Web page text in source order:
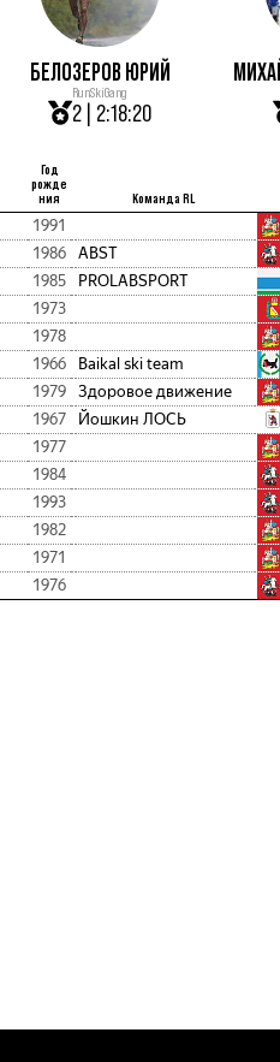
БЕЛОЗЕРОВ ЮРИЙ
RunSkiGang
2 | 2:18:20
Год
рожде
ния
Команда RL
1991
1986 ABST
1985 PROLABSPORT
1973
1978
1966 Baikal ski team
1979 Здоровое движение
1967 Йошкин ЛОСЬ
1977
1984
1993
1982
1971
1976